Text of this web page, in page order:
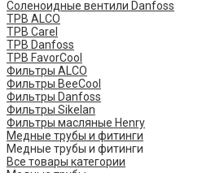
Соленоидные вентили Danfoss
ТРВ ALCO
ТРВ Carel
ТРВ Danfoss
ТРВ FavorCool
Фильтры ALCO
Фильтры BeeCool
Фильтры Danfoss
Фильтры Sikelan
Фильтры масляные Henry
Медные трубы и фитинги
Медные трубы и фитинги
Все товары категории